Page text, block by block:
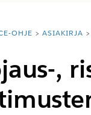
OHJE ASIAKIRJA
,